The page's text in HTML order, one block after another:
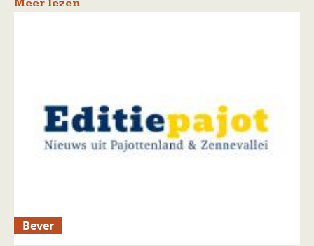
Meer lezen
Bever